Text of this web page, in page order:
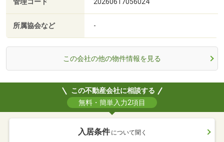
管理コード
所属協会など -
この会社の他の物件情報を見る
この不動産会社に相談する
無料・簡単入力2項目
入居条件 について聞く